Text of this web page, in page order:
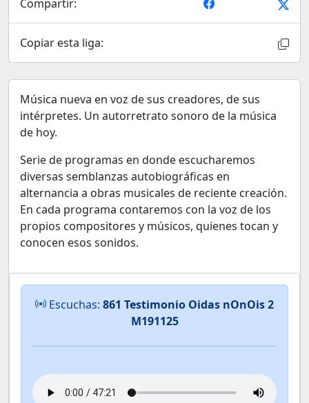
Compartir:
Copiar esta liga:
Música nueva en voz de sus creadores, de sus
intérpretes. Un autorretrato sonoro de la música
de hoy.
Serie de programas en donde escucharemos
diversas semblanzas autobiográficas en
alternancia a obras musicales de reciente creación.
En cada programa contaremos con la voz de los
propios compositores y músicos, quienes tocan y
conocen esos sonidos.
Escuchas: 861 Testimonio Oidas nOnOis 2
M191125